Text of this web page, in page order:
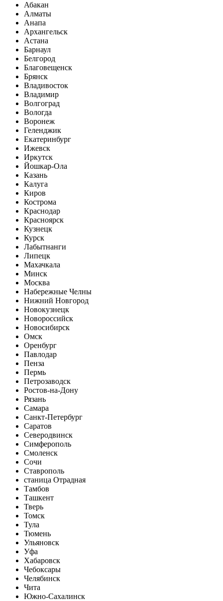
Абакан
Алматы
Анапа
Архангельск
Астана
Барнаул
Белгород
Благовещенск
Брянск
Владивосток
Владимир
Волгоград
Вологда
Воронеж
Геленджик
Екатеринбург
Ижевск
Иркутск
Йошкар-Ола
Казань
Калуга
Киров
Кострома
Краснодар
Красноярск
Кузнецк
Курск
Лабытнанги
Липецк
Махачкала
Минск
Москва
Набережные Челны
Нижний Новгород
Новокузнецк
Новороссийск
Новосибирск
Омск
Оренбург
Павлодар
Пенза
Пермь
Петрозаводск
Ростов-на-Дону
Рязань
Самара
Санкт-Петербург
Саратов
Северодвинск
Симферополь
Смоленск
Сочи
Ставрополь
станица Отрадная
Тамбов
Ташкент
Тверь
Томск
Тула
Тюмень
Ульяновск
Уфа
Хабаровск
Чебоксары
Челябинск
Чита
Южно-Сахалинск